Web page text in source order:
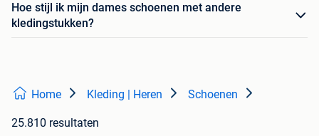
Hoe stijl ik mijn dames schoenen met andere
kledingstukken?
Home Kleding | Heren Schoenen
25.810 resultaten